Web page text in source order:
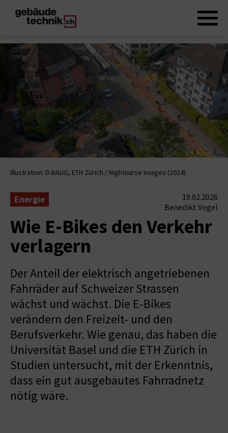
Illustration: D-BAUG, ETH Zürich / Nightnurse Images (2024)
Energie
19.02.2026
Benedikt Vogel
Wie E-Bikes den Verkehr
verlagern
Der Anteil der elektrisch angetriebenen
Fahrräder auf Schweizer Strassen
wächst und wächst. Die E-Bikes
verändern den Freizeit- und den
Berufsverkehr. Wie genau, das haben die
Universität Basel und die ETH Zürich in
Studien untersucht, mit der Erkenntnis,
dass ein gut ausgebautes Fahrradnetz
nötig wäre.